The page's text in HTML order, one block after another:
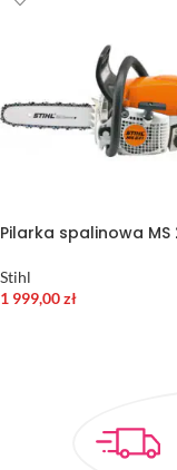
Pilarka spalinowa MS
Stihl
1 999,00zł